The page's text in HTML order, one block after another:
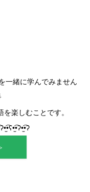
一緒に学んでみません
楽しむことです。